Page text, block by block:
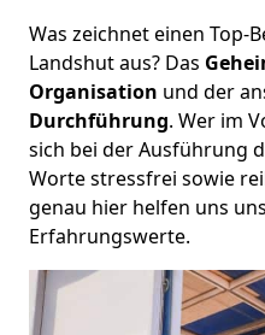
Was zeichnet einen Top-
Landshut aus? Das
Organisation und der
Durchführung. Wer im
sich bei der Ausführung
Worte stressfrei sowie
genau hier helfen uns
Erfahrungswerte.